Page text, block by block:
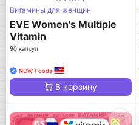
Витамины для женщин
EVE Women's Multiple
Vitamin
90 капсул
NOW Foods
В корзину